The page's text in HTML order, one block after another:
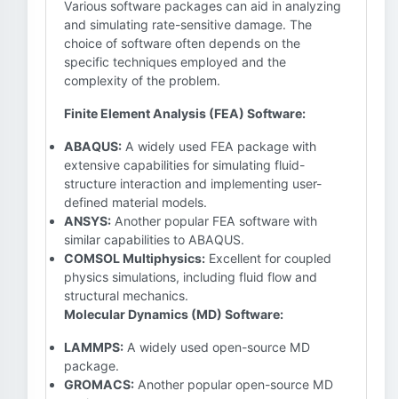
Various software packages can aid in analyzing
and simulating rate-sensitive damage. The
choice of software often depends on the
specific techniques employed and the
complexity of the problem.
Finite Element Analysis (FEA) Software:
ABAQUS: A widely used FEA package with
extensive capabilities for simulating fluid-
structure interaction and implementing user-
defined material models.
ANSYS: Another popular FEA software with
similar capabilities to ABAQUS.
COMSOL Multiphysics: Excellent for coupled
physics simulations, including fluid flow and
structural mechanics.
Molecular Dynamics (MD) Software:
LAMMPS: A widely used open-source MD
package.
GROMACS: Another popular open-source MD